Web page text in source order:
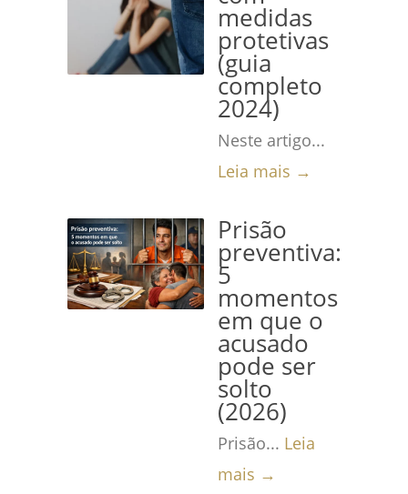
medidas
protetivas
(guia
completo
2024)
Neste artigo...
Leia mais →
Prisão
preventiva:
5
momentos
em que o
acusado
pode ser
solto
(2026)
Prisão... Leia
mais →